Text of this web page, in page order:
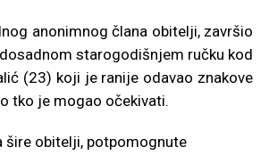
anonimnog člana obitelji, završio
starogodišnjem ručku kod
(23) koji je ranije odavao znakove
tko je mogao očekivati.
šire obitelji, potpomognute